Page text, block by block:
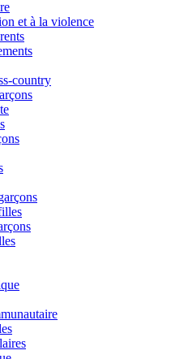
et à la violence
country